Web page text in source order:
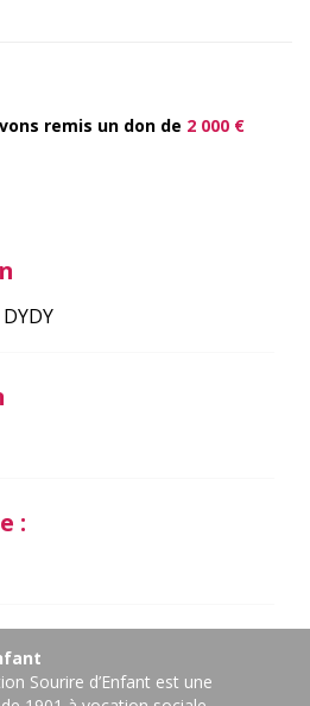
remis un don de 2 000 €
:
Sourire d’Enfant est une